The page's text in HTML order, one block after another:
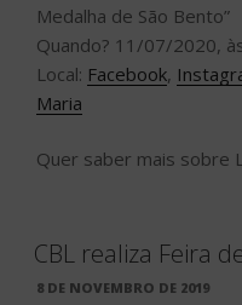
Medalha de São Bento”
Quando? 11/07/2020,
Local: Facebook,
Maria
Quer saber mais sobre
CBL realiza Feira
PUBLICADO
8 DE NOVEMBRO DE 2019